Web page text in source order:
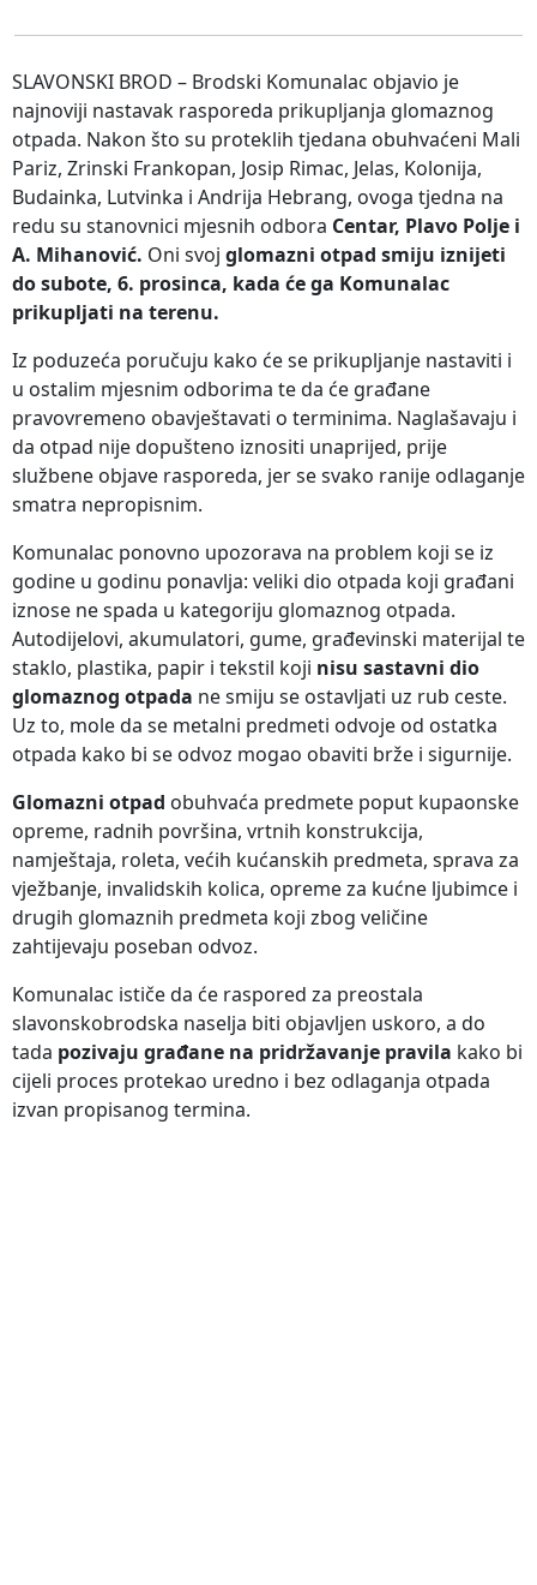
SLAVONSKI BROD – Brodski Komunalac objavio je
najnoviji nastavak rasporeda prikupljanja glomaznog
otpada. Nakon što su proteklih tjedana obuhvaćeni Mali
Pariz, Zrinski Frankopan, Josip Rimac, Jelas, Kolonija,
Budainka, Lutvinka i Andrija Hebrang, ovoga tjedna na
redu su stanovnici mjesnih odbora Centar, Plavo Polje i
A. Mihanović. Oni svoj glomazni otpad smiju iznijeti
do subote, 6. prosinca, kada će ga Komunalac
prikupljati na terenu.
Iz poduzeća poručuju kako će se prikupljanje nastaviti i
u ostalim mjesnim odborima te da će građane
pravovremeno obavještavati o terminima. Naglašavaju i
da otpad nije dopušteno iznositi unaprijed, prije
službene objave rasporeda, jer se svako ranije odlaganje
smatra nepropisnim.
Komunalac ponovno upozorava na problem koji se iz
godine u godinu ponavlja: veliki dio otpada koji građani
iznose ne spada u kategoriju glomaznog otpada.
Autodijelovi, akumulatori, gume, građevinski materijal te
staklo, plastika, papir i tekstil koji nisu sastavni dio
glomaznog otpada ne smiju se ostavljati uz rub ceste.
Uz to, mole da se metalni predmeti odvoje od ostatka
otpada kako bi se odvoz mogao obaviti brže i sigurnije.
Glomazni otpad obuhvaća predmete poput kupaonske
opreme, radnih površina, vrtnih konstrukcija,
namještaja, roleta, većih kućanskih predmeta, sprava za
vježbanje, invalidskih kolica, opreme za kućne ljubimce i
drugih glomaznih predmeta koji zbog veličine
zahtijevaju poseban odvoz.
Komunalac ističe da će raspored za preostala
slavonskobrodska naselja biti objavljen uskoro, a do
tada pozivaju građane na pridržavanje pravila kako bi
cijeli proces protekao uredno i bez odlaganja otpada
izvan propisanog termina.